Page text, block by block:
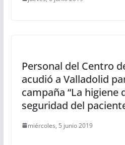
Personal del Centro
acudió a Valladolid
campaña “La higiene
seguridad del
miércoles, 5 junio 2019